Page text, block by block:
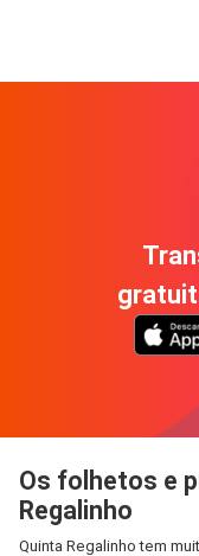
Os folhetos e
Regalinho
Quinta Regalinho tem